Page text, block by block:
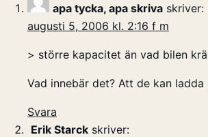
apa tycka, apa skriva skriver:
augusti 5, 2006 kl. 2:16 f m
> större kapacitet än vad bilen
Vad innebär det? Att de kan
Svara
Erik Starck skriver: